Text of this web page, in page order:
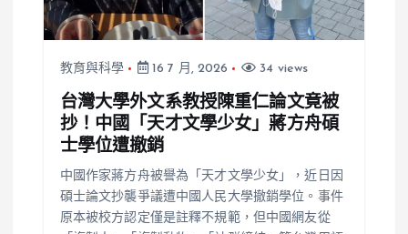
教育與科學 16 7 月, 2026 34 views
台灣大學外文系教授陳重仁論文竟被
抄！中國「天才文學少女」蔣方舟碩
士學位遭撤銷
中國作家蔣方舟被譽為「天才文學少女」，近日因
碩士論文抄襲爭議遭中國人民大學撤銷學位。事件
原本被校方認定僅是註釋不規範，但中國網友從